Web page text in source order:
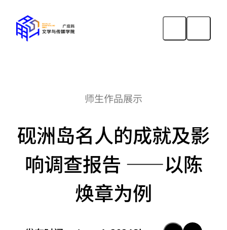
师生作品展示
砚洲岛名人的成就及影
响调查报告 ——以陈
焕章为例